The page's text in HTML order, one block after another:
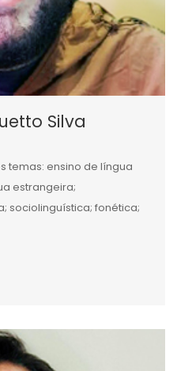
Silva
temas: ensino de língua
estrangeira;
sociolinguística; fonética;